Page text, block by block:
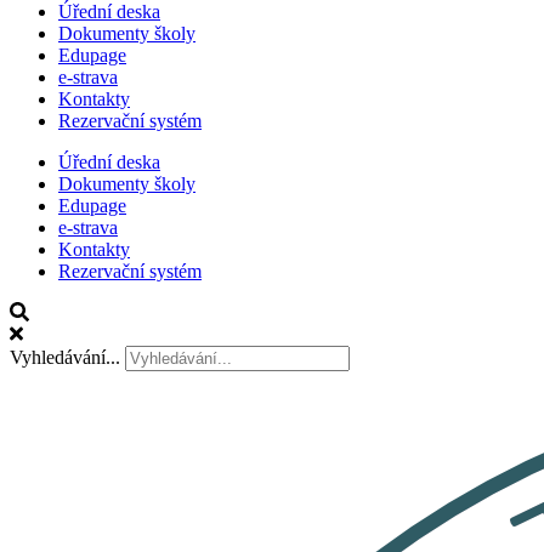
Úřední deska
Dokumenty školy
Edupage
e-strava
Kontakty
Rezervační systém
Úřední deska
Dokumenty školy
Edupage
e-strava
Kontakty
Rezervační systém
Vyhledávání...